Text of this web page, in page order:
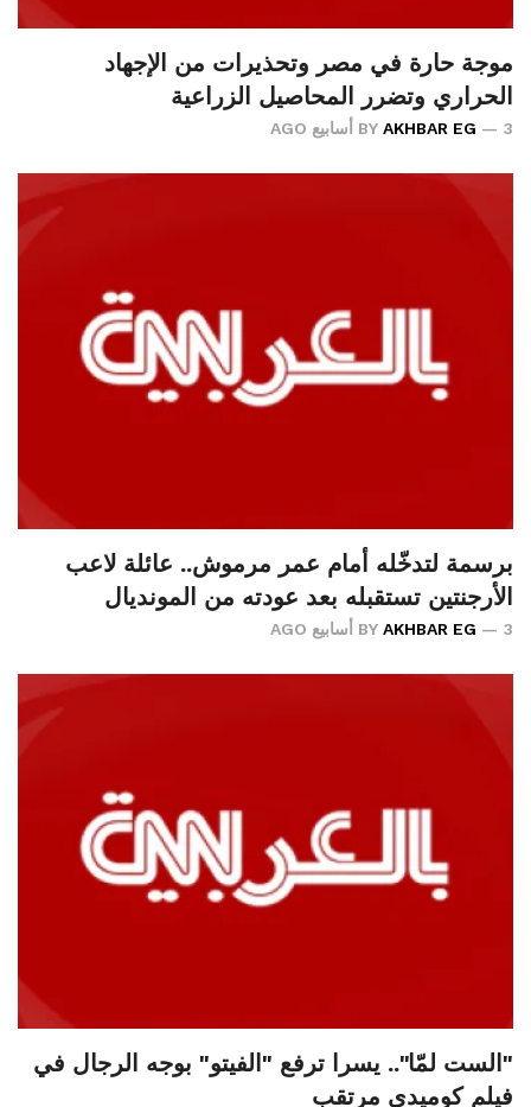
موجة حارة في مصر وتحذيرات من الإجهاد
الحراري وتضرر المحاصيل الزراعية
BY AKHBAR EG 3 أسابيع AGO
برسمة لتدخّله أمام عمر مرموش.. عائلة لاعب
الأرجنتين تستقبله بعد عودته من المونديال
BY AKHBAR EG 3 أسابيع AGO
"الست لمّا".. يسرا ترفع "الفيتو" بوجه الرجال في
فيلم كوميدي مرتقب